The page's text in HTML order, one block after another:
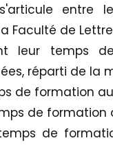
entre
Faculté de
leur temps
réparti de la
de formation
de formation
de